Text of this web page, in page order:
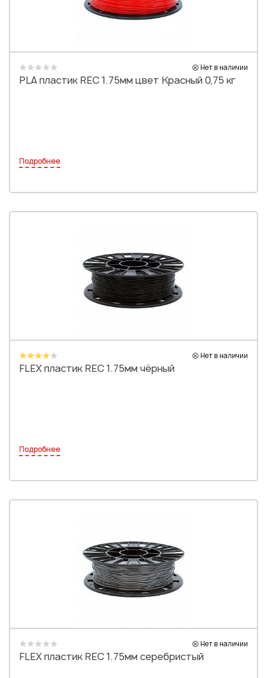
Нет в наличии
PLA пластик REC 1.75мм цвет Красный 0,75 кг
Подробнее
Нет в наличии
FLEX пластик REC 1.75мм чёрный
Подробнее
Нет в наличии
FLEX пластик REC 1.75мм серебристый